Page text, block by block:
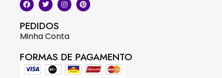
PEDIDOS
Minha Conta
FORMAS DE PAGAMENTO